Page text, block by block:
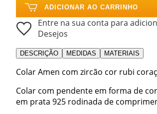
ADICIONAR AO CARRINHO
Entre na sua conta para
Desejos
DESCRIÇÃO MEDIDAS MATERIAIS
Colar Amen com zircão cor rubi
Colar com pendente em forma de
em prata 925 rodinada de